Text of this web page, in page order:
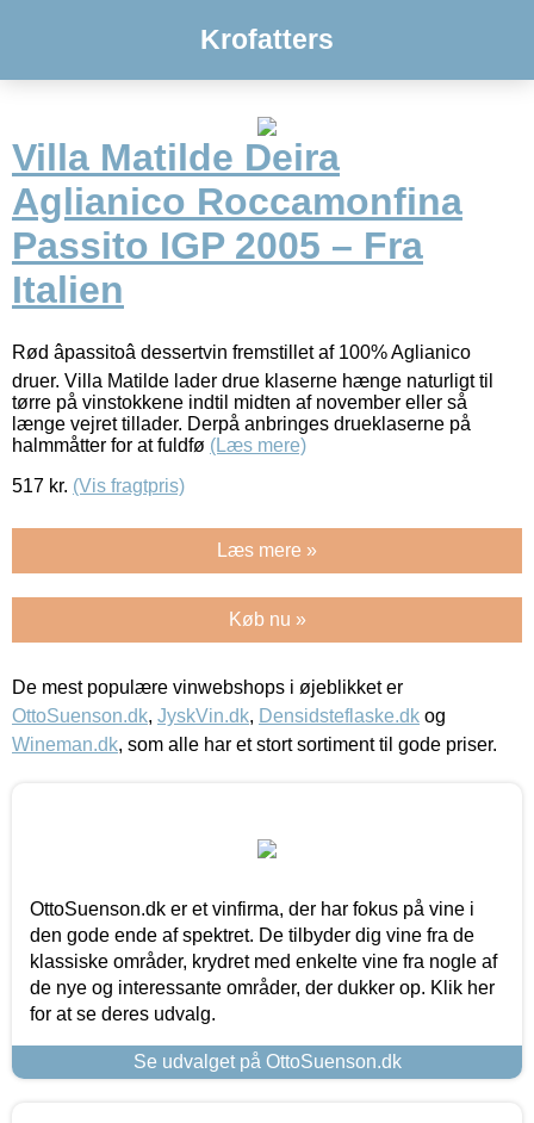
Krofatters
Villa Matilde Deira
Aglianico Roccamonfina
Passito IGP 2005 – Fra
Italien
Rød âpassitoâ dessertvin fremstillet af 100% Aglianico
druer. Villa Matilde lader drue klaserne hænge naturligt til
tørre på vinstokkene indtil midten af november eller så
længe vejret tillader. Derpå anbringes drueklaserne på
halmmåtter for at fuldfø (Læs mere)
517 kr. (Vis fragtpris)
Læs mere »
Køb nu »
De mest populære vinwebshops i øjeblikket er
OttoSuenson.dk, JyskVin.dk, Densidsteflaske.dk og
Wineman.dk, som alle har et stort sortiment til gode priser.
OttoSuenson.dk er et vinfirma, der har fokus på vine i
den gode ende af spektret. De tilbyder dig vine fra de
klassiske områder, krydret med enkelte vine fra nogle af
de nye og interessante områder, der dukker op. Klik her
for at se deres udvalg.
Se udvalget på OttoSuenson.dk